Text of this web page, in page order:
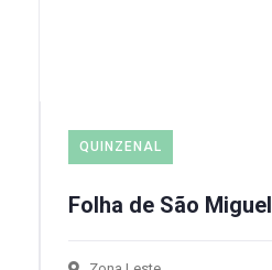
QUINZENAL
Folha de São Miguel